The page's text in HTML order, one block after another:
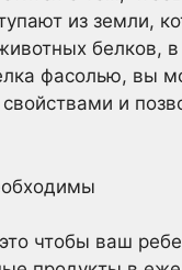
из земли,
белков,
фасолью, вы
и
чтобы ваш